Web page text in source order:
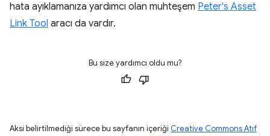
hata ayıklamanıza yardımcı olan muhteşem Peter's Asset
Link Tool aracı da vardır.
Bu size yardımcı oldu mu?
Aksi belirtilmediği sürece bu sayfanın içeriği Creative Commons Atıf